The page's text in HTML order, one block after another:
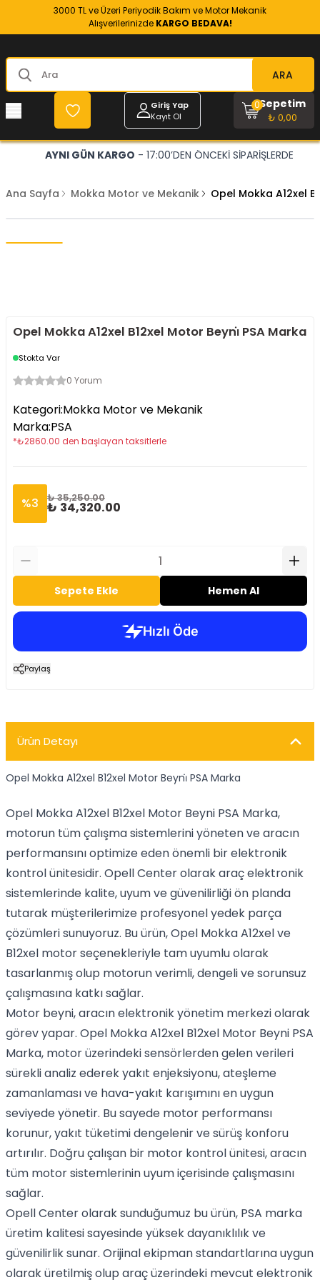
3000 TL ve Üzeri Periyodik Bakım ve Motor Mekanik
Alışverilerinizde KARGO BEDAVA!
ARA
Giriş Yap
Kayıt Ol
Sepetim
₺ 0,00
0
AYNI GÜN KARGO - 17:00’DEN ÖNCEKİ SİPARİŞLERDE
Ana Sayfa Mokka Motor ve Mekanik Opel Mokka A12xel
Opel Mokka A12xel B12xel Motor Beyni̇ PSA Marka
Stokta Var
0 Yorum
Kategori:Mokka Motor ve Mekanik
Marka:PSA
*₺2860.00 den başlayan taksitlerle
%3 ₺ 35,250.00
₺ 34,320.00
Sepete Ekle Hemen Al
Paylaş
Ürün Detayı
Opel Mokka A12xel B12xel Motor Beyni̇ PSA Marka
Opel Mokka A12xel B12xel Motor Beyni PSA Marka,
motorun tüm çalışma sistemlerini yöneten ve aracın
performansını optimize eden önemli bir elektronik
kontrol ünitesidir. Opell Center olarak araç elektronik
sistemlerinde kalite, uyum ve güvenilirliği ön planda
tutarak müşterilerimize profesyonel yedek parça
çözümleri sunuyoruz. Bu ürün, Opel Mokka A12xel ve
B12xel motor seçenekleriyle tam uyumlu olarak
tasarlanmış olup motorun verimli, dengeli ve sorunsuz
çalışmasına katkı sağlar.
Motor beyni, aracın elektronik yönetim merkezi olarak
görev yapar. Opel Mokka A12xel B12xel Motor Beyni PSA
Marka, motor üzerindeki sensörlerden gelen verileri
sürekli analiz ederek yakıt enjeksiyonu, ateşleme
zamanlaması ve hava-yakıt karışımını en uygun
seviyede yönetir. Bu sayede motor performansı
korunur, yakıt tüketimi dengelenir ve sürüş konforu
artırılır. Doğru çalışan bir motor kontrol ünitesi, aracın
tüm motor sistemlerinin uyum içerisinde çalışmasını
sağlar.
Opell Center olarak sunduğumuz bu ürün, PSA marka
üretim kalitesi sayesinde yüksek dayanıklılık ve
güvenilirlik sunar. Orijinal ekipman standartlarına uygun
olarak üretilmiş olup araç üzerindeki mevcut elektronik